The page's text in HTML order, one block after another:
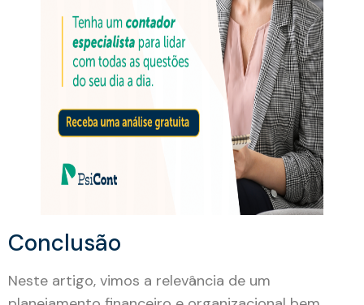
Conclusão
Neste artigo, vimos a relevância de um